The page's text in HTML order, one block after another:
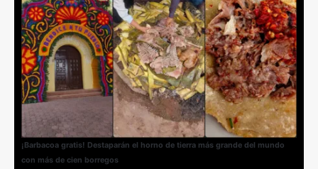
¡Barbacoa gratis! Destaparán el horno de tierra más grande del mundo
con más de cien borregos